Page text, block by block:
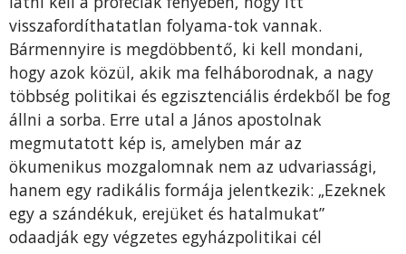
visszafordíthatatlan folyama-tok vannak.
Bármennyire is megdöbbentő, ki kell mondani,
hogy azok közül, akik ma felháborodnak, a nagy
többség politikai és egzisztenciális érdekből be fog
állni a sorba. Erre utal a János apostolnak
megmutatott kép is, amelyben már az
ökumenikus mozgalomnak nem az udvariassági,
hanem egy radikális formája jelentkezik: „Ezeknek
egy a szándékuk, erejüket és hatalmukat”
odaadják egy végzetes egyházpolitikai cél